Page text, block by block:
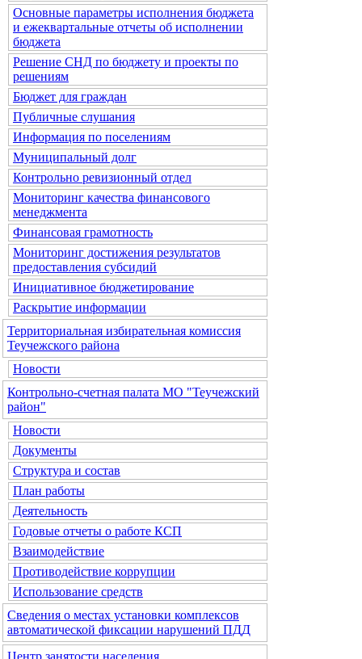
Основные параметры исполнения бюджета
и ежеквартальные отчеты об исполнении
бюджета
Решение СНД по бюджету и проекты по
решениям
Бюджет для граждан
Публичные слушания
Информация по поселениям
Муниципальный долг
Контрольно ревизионный отдел
Мониторинг качества финансового
менеджмента
Финансовая грамотность
Мониторинг достижения результатов
предоставления субсидий
Инициативное бюджетирование
Раскрытие информации
Территориальная избирательная комиссия
Теучежского района
Новости
Контрольно-счетная палата МО "Теучежский
район"
Новости
Документы
Структура и состав
План работы
Деятельность
Годовые отчеты о работе КСП
Взаимодействие
Противодействие коррупции
Использование средств
Сведения о местах установки комплексов
автоматической фиксации нарушений ПДД
Центр занятости населения